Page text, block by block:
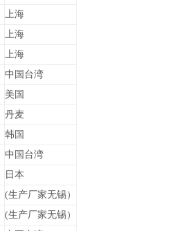
上海
上海
上海
中国台湾
美国
丹麦
韩国
中国台湾
日本
(生产厂家无锡）
(生产厂家无锡）